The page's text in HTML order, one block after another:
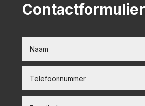
Contactformulier